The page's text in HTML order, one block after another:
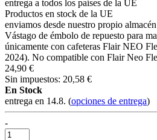
entrega a todos los países de la UE
Productos en stock de la UE
enviamos desde nuestro propio almacén
Vástago de émbolo de repuesto para
únicamente con cafeteras Flair NEO
2024). No compatible con Flair Neo
24,90 €
Sin impuestos: 20,58 €
En Stock
entrega en 14.8. (opciones de entrega)
-